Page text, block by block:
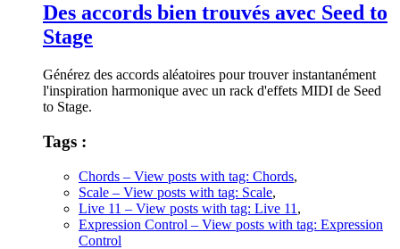
Des accords bien trouvés avec Seed to
Stage
Générez des accords aléatoires pour trouver instantanément
l'inspiration harmonique avec un rack d'effets MIDI de Seed
to Stage.
Tags :
Chords – View posts with tag: Chords,
Scale – View posts with tag: Scale,
Live 11 – View posts with tag: Live 11 ,
Expression Control – View posts with tag: Expression
Control